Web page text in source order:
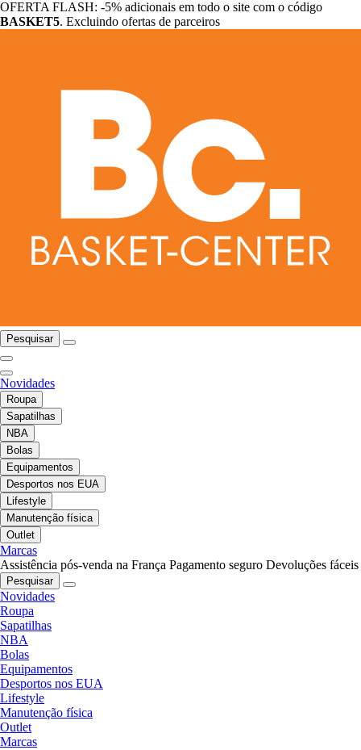
OFERTA FLASH: -5% adicionais em todo o site com o código
BASKET5. Excluindo ofertas de parceiros
Pesquisar
Novidades
Roupa
Sapatilhas
NBA
Bolas
Equipamentos
Desportos nos EUA
Lifestyle
Manutenção física
Outlet
Marcas
Assistência pós-venda na França Pagamento seguro Devoluções fáceis
Pesquisar
Novidades
Roupa
Sapatilhas
NBA
Bolas
Equipamentos
Desportos nos EUA
Lifestyle
Manutenção física
Outlet
Marcas